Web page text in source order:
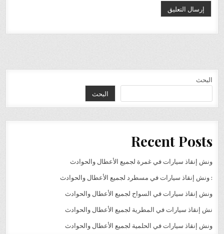
البحث
البحث
Recent Posts
ونش إنقاذ سيارات في غمرة لجميع الأعطال والحوادث
: ونش إنقاذ سيارات في مسطرد لجميع الأعطال والحوادث
ونش إنقاذ سيارات في السواح لجميع الأعطال والحوادث
نش إنقاذ سيارات في المطرية لجميع الأعطال والحوادث
ونش إنقاذ سيارات في الحلمية لجميع الأعطال والحوادث